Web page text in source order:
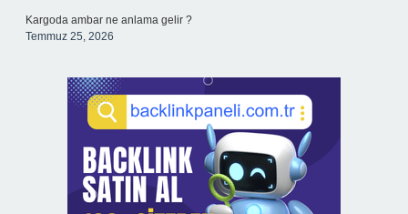
Kargoda ambar ne anlama gelir ?
Temmuz 25, 2026